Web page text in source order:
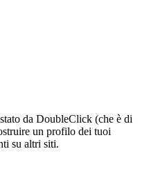
da DoubleClick (che è di
un profilo dei tuoi
su altri siti.